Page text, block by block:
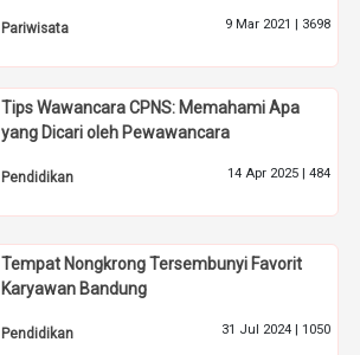
Pariwisata 9 Mar 2021 | 3698
Tips Wawancara CPNS: Memahami Apa
yang Dicari oleh Pewawancara
Pendidikan 14 Apr 2025 | 484
Tempat Nongkrong Tersembunyi Favorit
Karyawan Bandung
Pendidikan 31 Jul 2024 | 1050